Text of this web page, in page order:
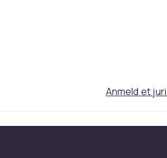
og udskifte. Bare følg de
Anmeld et